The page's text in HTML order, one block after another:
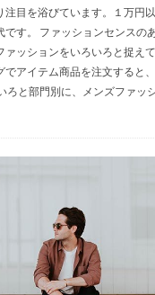
注目を浴びています。１万円
です。 ファッションセンスの
ッションをいろいろと捉え
でアイテム商品を注文すると
ろと部門別に、メンズファッ